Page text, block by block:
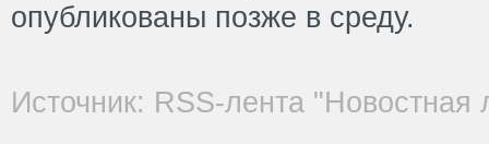
опубликованы позже в среду.
Источник: RSS-лента "Новостная